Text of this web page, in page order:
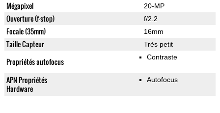
Mégapixel 20-MP
Ouverture (f-stop) f/2.2
Focale (35mm) 16mm
Taille Capteur Très petit
Propriétés autofocus Contraste
APN Propriétés
Hardware
Autofocus